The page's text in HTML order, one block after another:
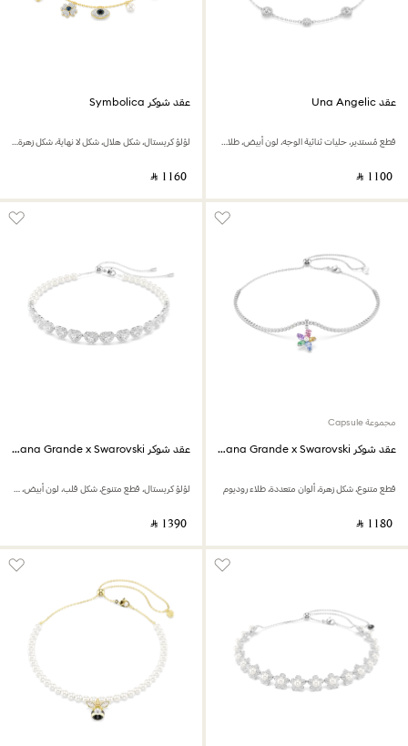
عقد Una Angelic
قطع مُستدير، حليات ثنائية الوجه، لون أبيض، طلاء روديوم
‎ ⃁ ⁦1100⁩ ‎
عقد شوكر Symbolica
لؤلؤ كريستال، شكل هلال، شكل لا نهاية، شكل زهرة برسيم، شكل عين الحسود وحدوة حصان، لون أزرق، لمسة نهائية من الذهب عيار 18 قيراط
‎ ⃁ ⁦1160⁩ ‎
مجموعة Capsule
عقد شوكر Ariana Grande x Swarovski
قطع متنوع، شكل زهرة، ألوان متعددة، طلاء روديوم
‎ ⃁ ⁦1180⁩ ‎
عقد شوكر Ariana Grande x Swarovski
لؤلؤ كريستال، قطع متنوع، شكل قلب، لون أبيض، طلاء روديوم
‎ ⃁ ⁦1390⁩ ‎